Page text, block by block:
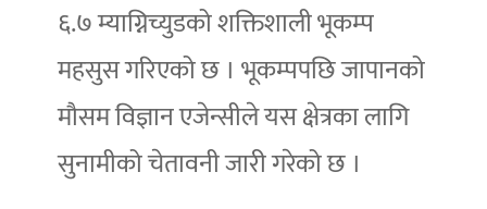
६.७ म्याग्निच्युडको शक्तिशाली भूकम्प
महसुस गरिएको छ । भूकम्पपछि जापानको
मौसम विज्ञान एजेन्सीले यस क्षेत्रका लागि
सुनामीको चेतावनी जारी गरेको छ ।